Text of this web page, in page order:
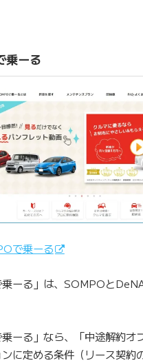
乗ーる
で乗ーる
乗ーる」は、SOMPOと
乗ーる」なら、「中途解約オ
ンに定める条件（リース契約